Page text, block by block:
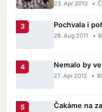
23. Apr 2013 •
Pochvala i
28. Aug 2011 •
Nemalo by
27. Apr 2012 •
Čakáme na